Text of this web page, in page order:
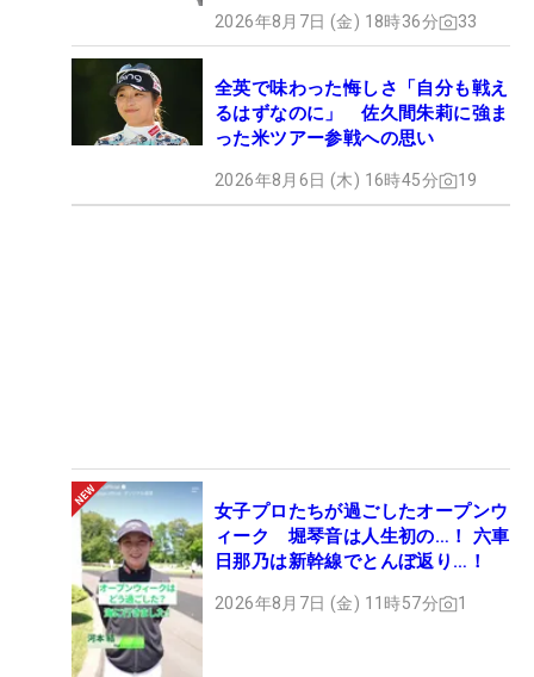
2026年8月7日 (金) 18時36分 33
全英で味わった悔しさ「自分も戦え
るはずなのに」 佐久間朱莉に強ま
った米ツアー参戦への思い
2026年8月6日 (木) 16時45分 19
女子プロたちが過ごしたオープンウ
ィーク 堀琴音は人生初の…！ 六車
日那乃は新幹線でとんぼ返り…！
2026年8月7日 (金) 11時57分 1